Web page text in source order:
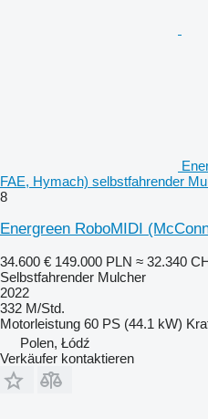
FAE, Hymach) selbstfahrender
8
Energreen RoboMIDI
34.600 € 149.000 PLN ≈ 32.340
Selbstfahrender Mulcher
2022
332 M/Std.
Motorleistung 60 PS (44.1 kW)
Polen, Łódź
Verkäufer kontaktieren